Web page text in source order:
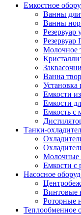
Емкостное
Ванны
Ванны
Молочное
Ванна
Установка
Емкости
Емкости
Емкость с
Танки-
Молочные
Емкости с
Насосное
Винтовые
Роторные
Теплообменное